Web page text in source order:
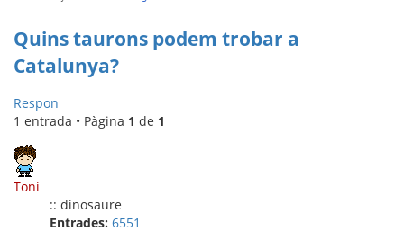
Quins taurons podem trobar a
Catalunya?
Respon
1 entrada • Pàgina 1 de 1
Toni
:: dinosaure
Entrades: 6551